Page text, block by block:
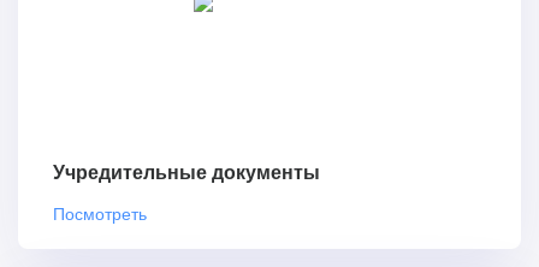
Учредительные документы
Посмотреть